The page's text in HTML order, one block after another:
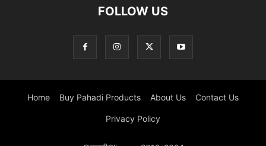
FOLLOW US
Home Buy Pahadi Products About Us Contact Us
Privacy Policy